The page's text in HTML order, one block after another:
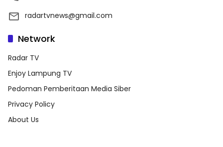
radartvnews@gmail.com
Network
Radar TV
Enjoy Lampung TV
Pedoman Pemberitaan Media Siber
Privacy Policy
About Us